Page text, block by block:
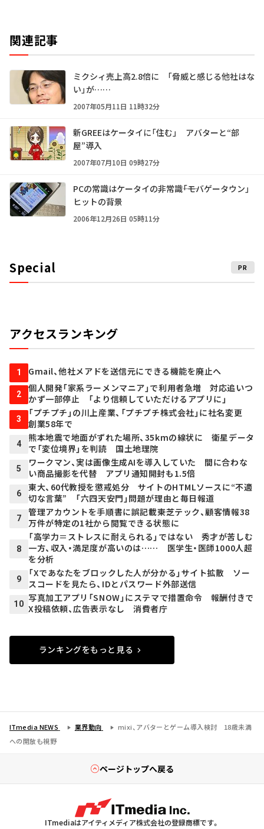
関連記事
ミクシィ売上高2.8倍に 「脅威と感じる他社はな
い」が……
2007年05月11日 11時32分
新GREEはケータイに「住む」 アバターと“部
屋”導入
2007年07月10日 09時27分
PCの常識はケータイの非常識――「モバゲータウン」
ヒットの背景
2006年12月26日 05時11分
Special PR
アクセスランキング
1 Gmail、他社メアドを送信元にできる機能を廃止へ
2
個人開発「家系ラーメンマニア」で利用者急増 対応追いつ
かず一部停止 「より信頼していただけるアプリに」
3
「プチプチ」の川上産業、「プチプチ株式会社」に社名変更
創業58年で
4
熊本地震で地面がずれた場所、35kmの線状に 衛星データ
で「変位境界」を判読 国土地理院
5
ワークマン、実は画像生成AIを導入していた 間に合わな
い商品撮影を代替 アプリ通知開封も1.5倍
6
東大、60代教授を懲戒処分 サイトのHTMLソースに“不適
切な言葉” 「六四天安門」問題が理由と毎日報道
7
管理アカウントを手順書に誤記載――東芝テック、顧客情報38
万件が特定の1社から閲覧できる状態に
8
「高学力＝ストレスに耐えられる」ではない 秀才が苦しむ
一方、収入・満足度が高いのは…… 医学生・医師1000人超
を分析
9
「Xであなたをブロックした人が分かる」サイト拡散 ソー
スコードを見たら、IDとパスワード外部送信
10
写真加工アプリ「SNOW」にステマで措置命令 報酬付きで
X投稿依頼、広告表示なし 消費者庁
ランキングをもっと見る
ITmedia NEWS 業界動向
mixi、アバターとゲーム導入検討 18歳未満
への開放も視野
ページトップへ戻る
ITmediaはアイティメディア株式会社の登録商標です。